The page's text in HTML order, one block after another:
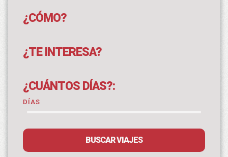
¿CÓMO?
¿TE INTERESA?
¿CUÁNTOS DÍAS?:
DÍAS
BUSCAR VIAJES